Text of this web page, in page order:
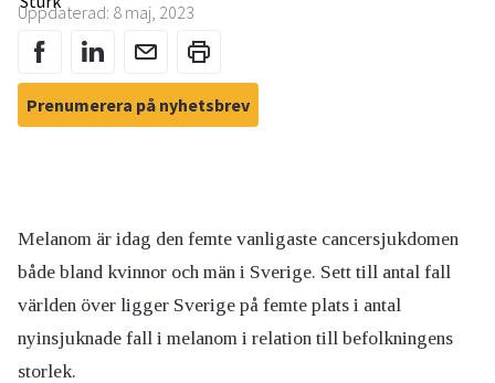
Uppdaterad: 8 maj, 2023
Prenumerera på nyhetsbrev
Melanom är idag den femte vanligaste cancersjukdomen
både bland kvinnor och män i Sverige. Sett till antal fall
världen över ligger Sverige på femte plats i antal
nyinsjuknade fall i melanom i relation till befolkningens
storlek.